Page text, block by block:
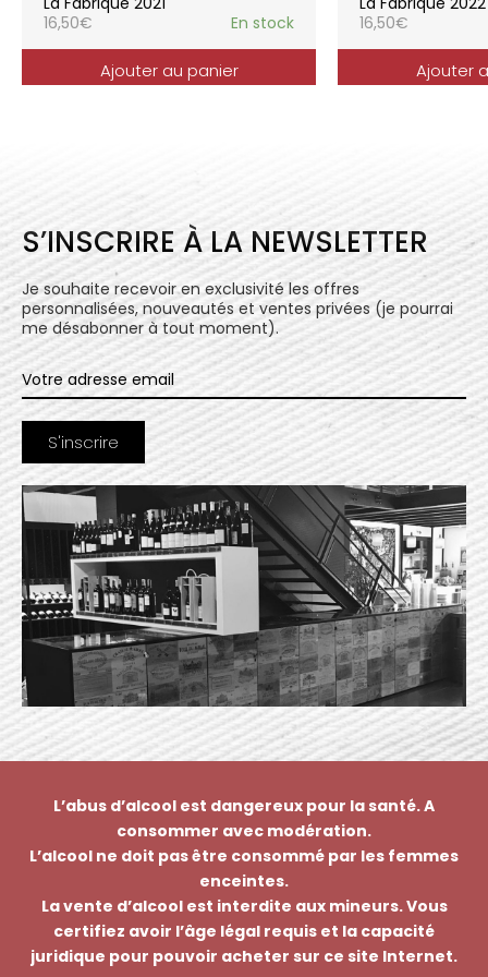
16,50€ En stock
Ajouter au panier
16,50€
Ajouter
S’INSCRIRE À LA NEWSLETTER
Je souhaite recevoir en exclusivité les offres
personnalisées, nouveautés et ventes privées (je pourrai
me désabonner à tout moment).
L’abus d’alcool est dangereux pour la santé. A
consommer avec modération.
L’alcool ne doit pas être consommé par les femmes
enceintes.
La vente d’alcool est interdite aux mineurs. Vous
certifiez avoir l’âge légal requis et la capacité
juridique pour pouvoir acheter sur ce site Internet.